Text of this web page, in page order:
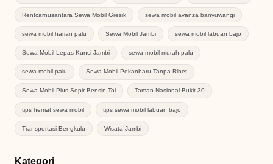
Rentcarnusantara Sewa Mobil Gresik sewa mobil avanza banyuwangi
sewa mobil harian palu Sewa Mobil Jambi sewa mobil labuan bajo
Sewa Mobil Lepas Kunci Jambi sewa mobil murah palu
sewa mobil palu Sewa Mobil Pekanbaru Tanpa Ribet
Sewa Mobil Plus Sopir Bensin Tol Taman Nasional Bukit 30
tips hemat sewa mobil tips sewa mobil labuan bajo
Transportasi Bengkulu Wisata Jambi
Kategori